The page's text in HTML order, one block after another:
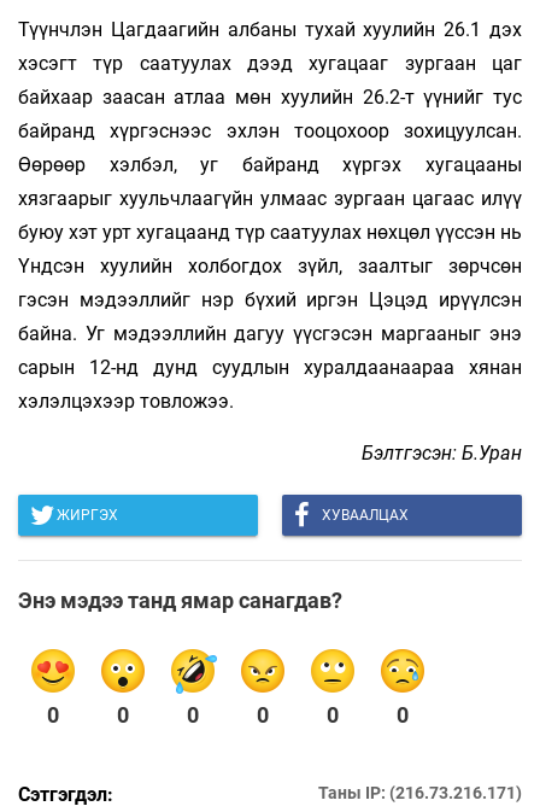
Түүнчлэн Цагдаагийн албаны тухай хуулийн 26.1 дэх
хэсэгт түр саатуулах дээд хугацааг зургаан цаг
байхаар заасан атлаа мөн хуулийн 26.2-т үүнийг тус
байранд хүргэснээс эхлэн тооцохоор зохицуулсан.
Өөрөөр хэлбэл, уг байранд хүргэх хугацааны
хязгаарыг хуульчлаагүйн улмаас зургаан цагаас илүү
буюу хэт урт хугацаанд түр саатуулах нөхцөл үүссэн нь
Үндсэн хуулийн холбогдох зүйл, заалтыг зөрчсөн
гэсэн мэдээллийг нэр бүхий иргэн Цэцэд ирүүлсэн
байна. Уг мэдээллийн дагуу үүсгэсэн маргааныг энэ
сарын 12-нд дунд суудлын хуралдаанаараа хянан
хэлэлцэхээр товложээ.
Бэлтгэсэн: Б.Уран
ЖИРГЭХ ХУВААЛЦАХ
Энэ мэдээ танд ямар санагдав?
0 0 0 0 0 0
Сэтгэгдэл: Таны IP: (216.73.216.171)